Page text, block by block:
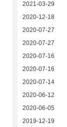
2021-03-29
2020-12-18
2020-07-27
2020-07-27
2020-07-16
2020-07-16
2020-07-14
2020-06-12
2020-06-05
2019-12-19